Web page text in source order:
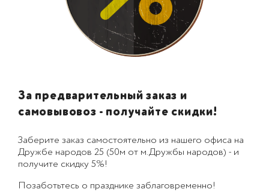
За предварительный заказ и
самовывовоз - получайте скидки!
Заберите заказ самостоятельно из нашего офиса на
Дружбе народов 25 (50м от м.Дружбы народов) - и
получите скидку 5%!
Позаботьтесь о празднике заблаговременно!